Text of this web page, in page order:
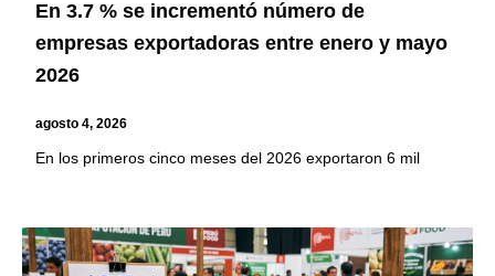
En 3.7 % se incrementó número de
empresas exportadoras entre enero y mayo
2026
agosto 4, 2026
En los primeros cinco meses del 2026 exportaron 6 mil